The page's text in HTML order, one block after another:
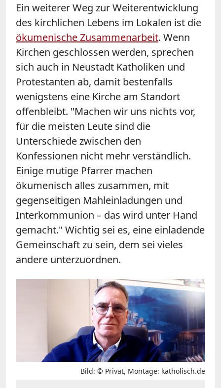
Ein weiterer Weg zur Weiterentwicklung
des kirchlichen Lebens im Lokalen ist die
ökumenische Zusammenarbeit. Wenn
Kirchen geschlossen werden, sprechen
sich auch in Neustadt Katholiken und
Protestanten ab, damit bestenfalls
wenigstens eine Kirche am Standort
offenbleibt. "Machen wir uns nichts vor,
für die meisten Leute sind die
Unterschiede zwischen den
Konfessionen nicht mehr verständlich.
Einige mutige Pfarrer machen
ökumenisch alles zusammen, mit
gegenseitigen Mahleinladungen und
Interkommunion – das wird unter Hand
gemacht." Wichtig sei es, eine einladende
Gemeinschaft zu sein, dem sei vieles
andere unterzuordnen.
Bild: © Privat, Montage: katholisch.de